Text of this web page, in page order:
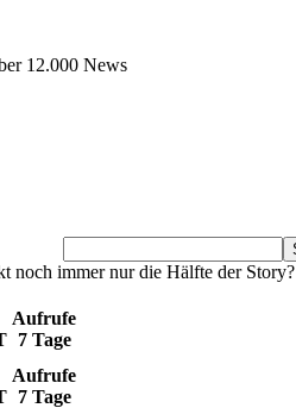
12.000 News
noch immer nur die Hälfte der Story?
Aufrufe
7 Tage
Aufrufe
7 Tage